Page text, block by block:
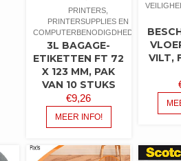
PRINTERS,
PRINTERSUPPLIES EN
COMPUTERBENODIGDHEDEN
3L BAGAGE-
ETIKETTEN FT 72
X 123 MM, PAK
VAN 10 STUKS
€9,26
MEER INFO!
VILT,